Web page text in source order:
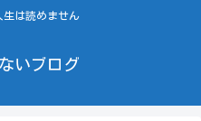
生は読めません
いブログ